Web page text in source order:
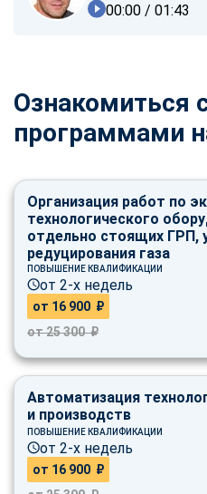
00:00 / 01:43
Ознакомиться
программами
Организация работ по
технологического
отдельно стоящих ГРП,
редуцирования газа
ПОВЫШЕНИЕ КВАЛИФИКАЦИИ
от 2-х недель
от 16 900 ₽
от 25 300 ₽
Автоматизация
и производств
ПОВЫШЕНИЕ КВАЛИФИКАЦИИ
от 2-х недель
от 16 900 ₽